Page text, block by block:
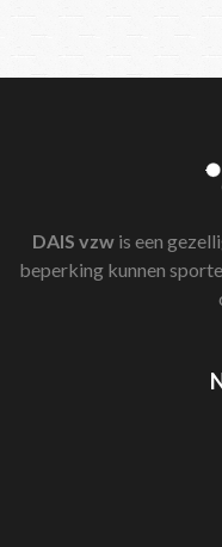
DAIS vzw is een
beperking kunnen